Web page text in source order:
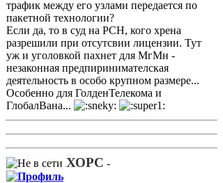
трафик между его узлами передается по
пакетной технологии?
Если да, то в суд на РСН, кого хрена
разрешили при отсутсвии лицензии. Тут
уж и уголовкой пахнет для МгМн -
незаконная предпиринимателская
деятельность в особо крупном размере...
Особенно для ГолденТелекома и
ГлобалВана...
ХОРС -